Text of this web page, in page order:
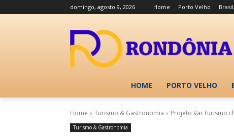
domingo, agosto 9, 2026 Home Porto Velho Brasil
HOME PORTO VELHO
Home Turismo & Gastronomia Projeto Vai Turismo
Turismo & Gastronomia